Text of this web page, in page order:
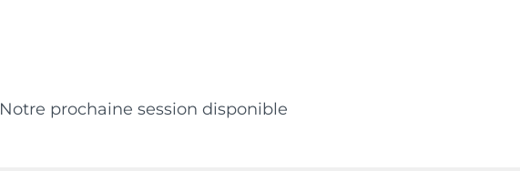
Notre prochaine session disponible